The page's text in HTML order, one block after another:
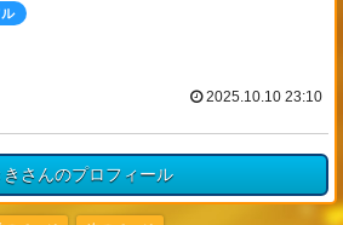
2025.10.10 23:10
きさんのプロフィール